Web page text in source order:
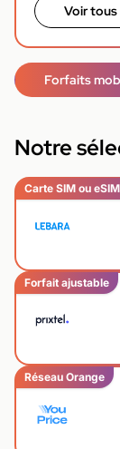
Voir tous
Forfaits
Notre
Carte SIM ou
Forfait ajustable
Réseau Orange